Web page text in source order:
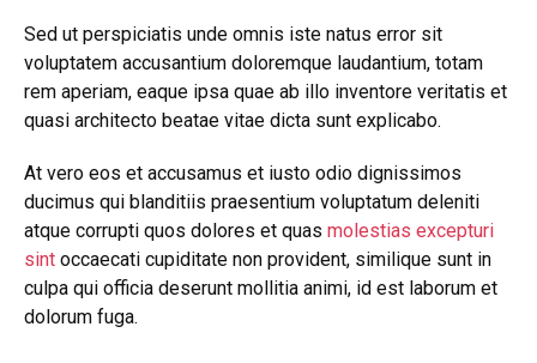
Sed ut perspiciatis unde omnis iste natus error sit
voluptatem accusantium doloremque laudantium, totam
rem aperiam, eaque ipsa quae ab illo inventore veritatis et
quasi architecto beatae vitae dicta sunt explicabo.
At vero eos et accusamus et iusto odio dignissimos
ducimus qui blanditiis praesentium voluptatum deleniti
atque corrupti quos dolores et quas molestias excepturi
sint occaecati cupiditate non provident, similique sunt in
culpa qui officia deserunt mollitia animi, id est laborum et
dolorum fuga.